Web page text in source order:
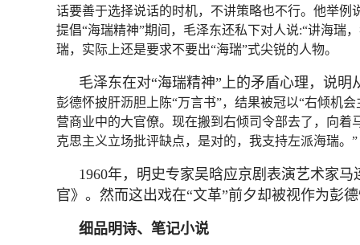
话要善于选择说话的时机，不讲策略也不行。他举
提倡“海瑞精神”期间，毛泽东还私下对人说:“讲海瑞
瑞，实际上还是要求不要出“海瑞”式尖锐的人物。
毛泽东在对“海瑞精神”上的矛盾心理，说
彭德怀披肝沥胆上陈“万言书”，结果被冠以“右倾机
营商业中的大官僚。现在搬到右倾司令部去了，向
克思主义立场批评缺点，是对的，我支持左派海瑞。”
1960年，明史专家吴晗应京剧表演艺术家
官》。然而这出戏在“文革”前夕却被视作为彭
细品明诗、笔记小说